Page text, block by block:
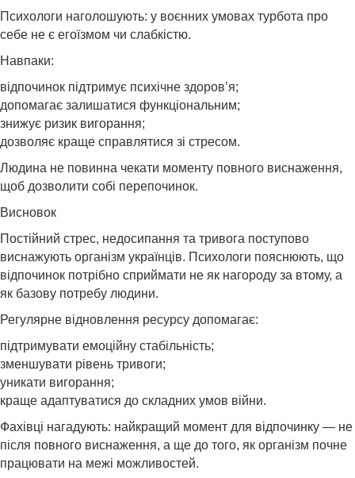
Психологи наголошують: у воєнних умовах турбота про
себе не є егоїзмом чи слабкістю.
Навпаки:
відпочинок підтримує психічне здоров’я;
допомагає залишатися функціональним;
знижує ризик вигорання;
дозволяє краще справлятися зі стресом.
Людина не повинна чекати моменту повного виснаження,
щоб дозволити собі перепочинок.
Висновок
Постійний стрес, недосипання та тривога поступово
виснажують організм українців. Психологи пояснюють, що
відпочинок потрібно сприймати не як нагороду за втому, а
як базову потребу людини.
Регулярне відновлення ресурсу допомагає:
підтримувати емоційну стабільність;
зменшувати рівень тривоги;
уникати вигорання;
краще адаптуватися до складних умов війни.
Фахівці нагадують: найкращий момент для відпочинку — не
після повного виснаження, а ще до того, як організм почне
працювати на межі можливостей.